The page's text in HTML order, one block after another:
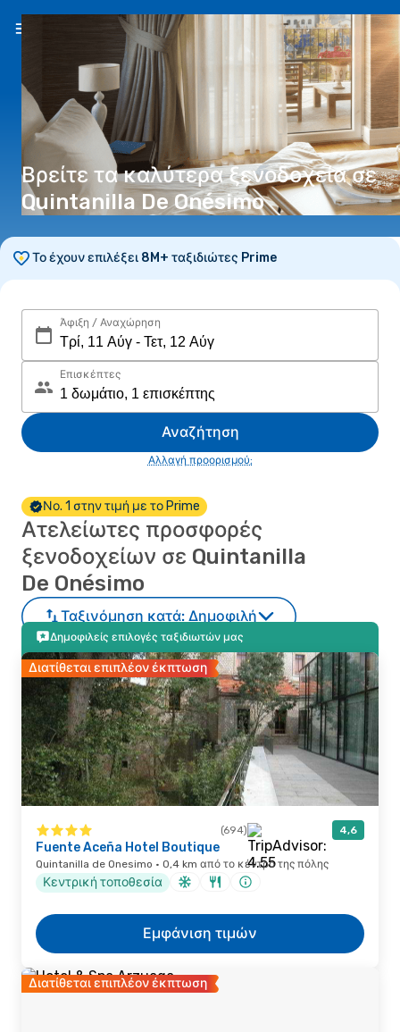
EL(€)
Βρείτε τα καλύτερα ξενοδοχεία σε
Quintanilla De Onésimo
Το έχουν επιλέξει 8M+ ταξιδιώτες Prime
Άφιξη / Αναχώρηση
Επισκέπτες
Αναζήτηση
Αλλαγή προορισμού;
Νο. 1 στην τιμή με το Prime
Ατελείωτες προσφορές
ξενοδοχείων σε Quintanilla
De Onésimo
Ταξινόμηση κατά: Δημοφιλή
Δημοφιλείς επιλογές ταξιδιωτών μας
Διατίθεται επιπλέον έκπτωση
(694) 4,6
Fuente Aceña Hotel Boutique
Quintanilla de Onesimo · 0,4 km από το κέντρο της πόλης
Κεντρική τοποθεσία
Εμφάνιση τιμών
Διατίθεται επιπλέον έκπτωση